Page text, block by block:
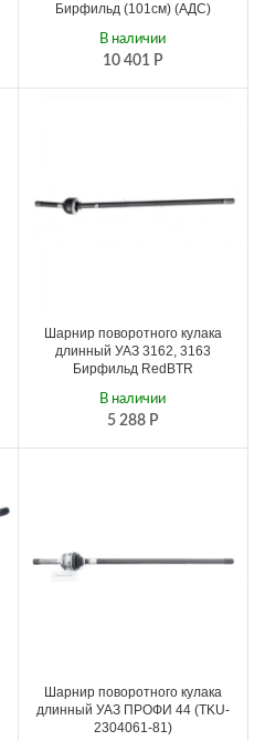
Бирфильд (101см) (АДС)
10 401 Р
В наличии
Шарнир поворотного кулака
длинный УАЗ 3162, 3163
Бирфильд RedBTR
5 288 Р
В наличии
Шарнир поворотного кулака
длинный УАЗ ПРОФИ 44 (TKU-
2304061-81)